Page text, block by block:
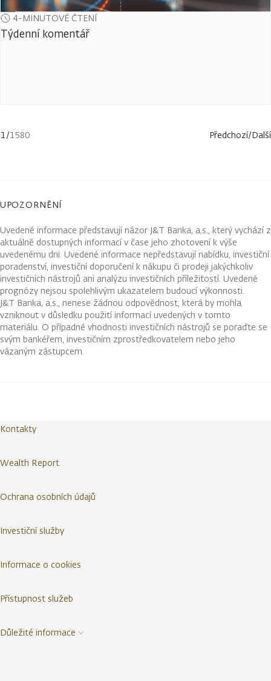
4-MINUTOVÉ ČTENÍ
Týdenní komentář
1/1580 Předchozí/Další
UPOZORNĚNÍ
Uvedené informace představují názor J&T Banka, a.s., který vychází z
aktuálně dostupných informací v čase jeho zhotovení k výše
uvedenému dni. Uvedené informace nepředstavují nabídku, investiční
poradenství, investiční doporučení k nákupu či prodeji jakýchkoliv
investičních nástrojů ani analýzu investičních příležitostí. Uvedené
prognózy nejsou spolehlivým ukazatelem budoucí výkonnosti.
J&T Banka, a.s., nenese žádnou odpovědnost, která by mohla
vzniknout v důsledku použití informací uvedených v tomto
materiálu. O případné vhodnosti investičních nástrojů se poraďte se
svým bankéřem, investičním zprostředkovatelem nebo jeho
vázaným zástupcem.
Kontakty
Wealth Report
Ochrana osobních údajů
Investiční služby
Informace o cookies
Přístupnost služeb
Důležité informace